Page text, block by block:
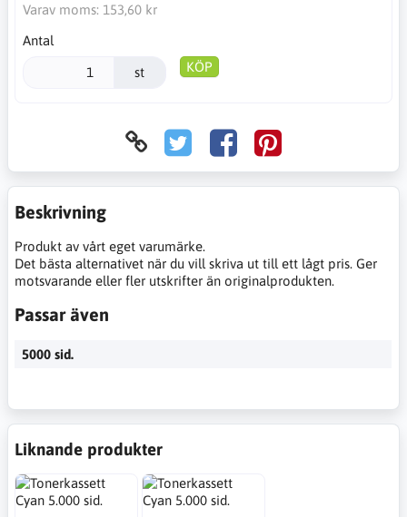
Varav moms: 153,60 kr
Antal
st KÖP
Beskrivning
Produkt av vårt eget varumärke.
Det bästa alternativet när du vill skriva ut till ett lågt pris. Ger
motsvarande eller fler utskrifter än originalprodukten.
Passar även
5000 sid.
Liknande produkter